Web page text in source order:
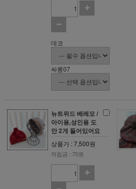
데코
싸롱07
뉴트위드 베레모 /
아이용,성인용 도
안 2개 들어있어요
상품가 : 7,500원
적립금 : 70원